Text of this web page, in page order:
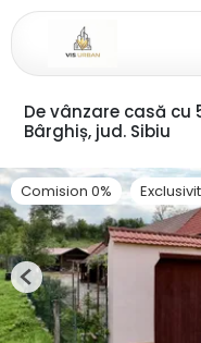
De vânzare casă cu
Bârghiș, jud. Sibiu
Comision 0%
Previous